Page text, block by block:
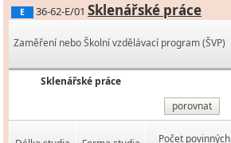
E 36-62-E/01 Sklenářské práce
Zaměření nebo Školní vzdělávací program (ŠVP)
Sklenářské práce
porovnat
Počet povinných